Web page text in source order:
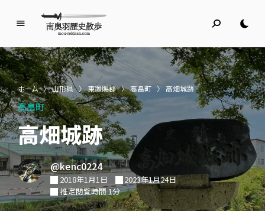
奥
羽
歴
史
散
歩
名所旧跡と館めぐり
ホーム 〉 山形県 〉 東置賜郡 〉 高畠町 〉 高畑城跡
高畠町
高畑城跡
@kenc0224
2018年1月1日
2023年1月24日
推定閲覧時間 1分